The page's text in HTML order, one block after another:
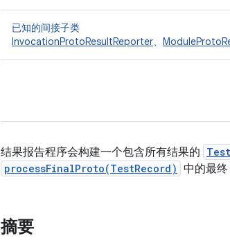
已知的间接子类
InvocationProtoResultReporter、
结果报告程序会构建一个包含所有结果的
processFinalProto(TestRecord) 中的最终
摘要